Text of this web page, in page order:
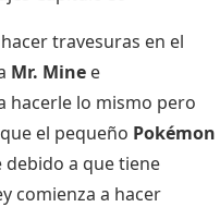
travesuras en el
Mr. Mine e
hacerle lo mismo pero
el pequeño Pokémon
debido a que tiene
comienza a hacer